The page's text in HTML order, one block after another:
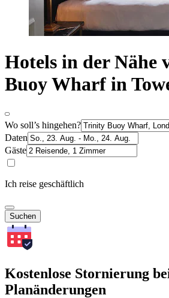
Hotels in der Nähe
Buoy Wharf in
Wo soll’s hingehen?
Daten
Gäste
Ich reise geschäftlich
Suchen
Kostenlose Stornierung
Planänderungen